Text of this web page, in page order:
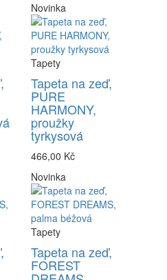
Novinka
Tapety
Tapeta na zeď,
PURE
HARMONY,
proužky
tyrkysová
466,00 Kč
Novinka
Tapety
Tapeta na zeď,
FOREST